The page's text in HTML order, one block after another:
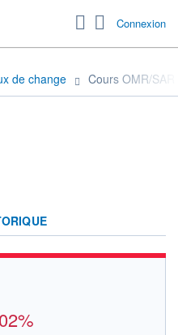
Connexion
de change Cours OMR/SAR